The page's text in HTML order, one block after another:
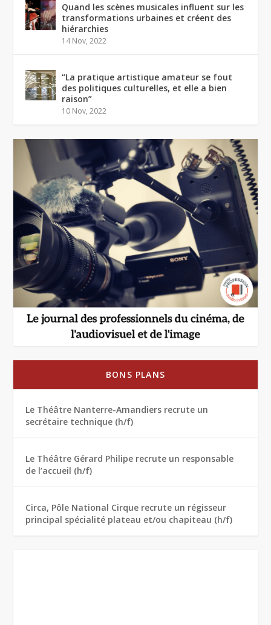
Quand les scènes musicales influent sur les
transformations urbaines et créent des
hiérarchies
14 Nov, 2022
“La pratique artistique amateur se fout
des politiques culturelles, et elle a bien
raison”
10 Nov, 2022
BONS PLANS
Le Théâtre Nanterre-Amandiers recrute un
secrétaire technique (h/f)
Le Théâtre Gérard Philipe recrute un responsable
de l’accueil (h/f)
Circa, Pôle National Cirque recrute un régisseur
principal spécialité plateau et/ou chapiteau (h/f)